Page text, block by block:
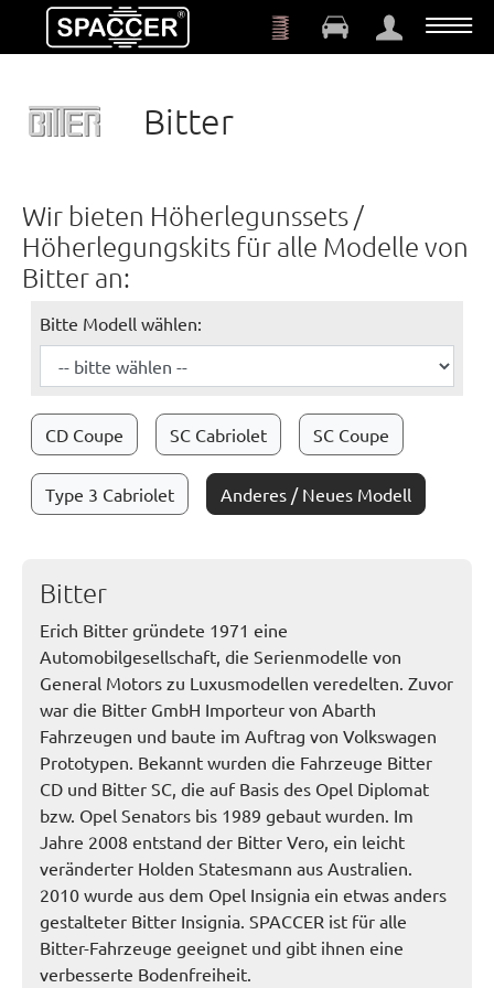
Zum Hauptinhalt springen
Bitter
Wir bieten Höherlegunssets /
Höherlegungskits für alle Modelle von
Bitter an:
Bitte Modell wählen:
CD Coupe SC Cabriolet SC Coupe
Type 3 Cabriolet Anderes / Neues Modell
Bitter
Erich Bitter gründete 1971 eine
Automobilgesellschaft, die Serienmodelle von
General Motors zu Luxusmodellen veredelten. Zuvor
war die Bitter GmbH Importeur von Abarth
Fahrzeugen und baute im Auftrag von Volkswagen
Prototypen. Bekannt wurden die Fahrzeuge Bitter
CD und Bitter SC, die auf Basis des Opel Diplomat
bzw. Opel Senators bis 1989 gebaut wurden. Im
Jahre 2008 entstand der Bitter Vero, ein leicht
veränderter Holden Statesmann aus Australien.
2010 wurde aus dem Opel Insignia ein etwas anders
gestalteter Bitter Insignia. SPACCER ist für alle
Bitter-Fahrzeuge geeignet und gibt ihnen eine
verbesserte Bodenfreiheit.